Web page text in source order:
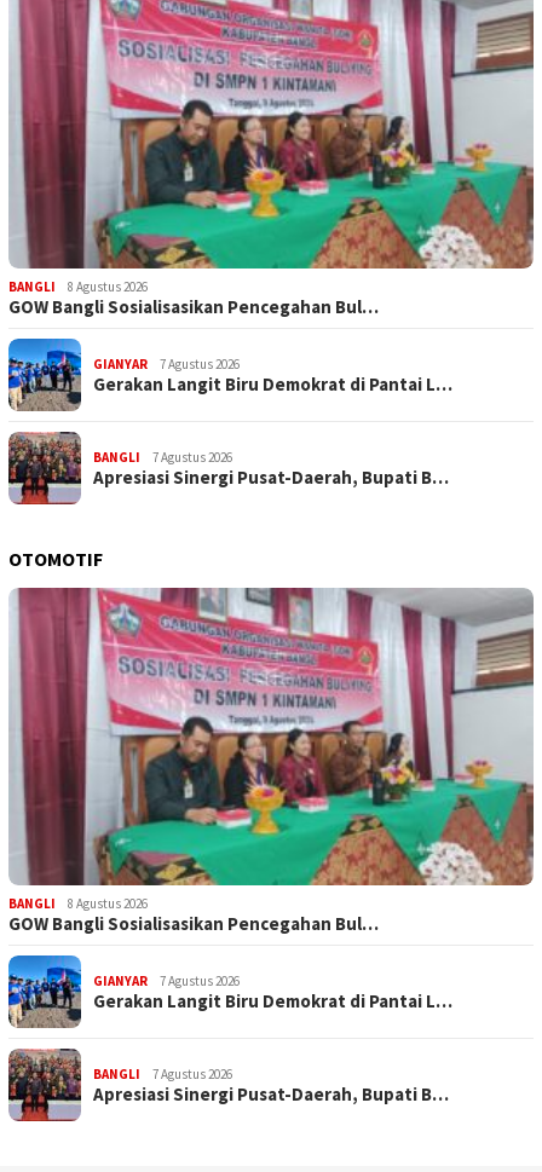
BANGLI 8 Agustus 2026
GOW Bangli Sosialisasikan Pencegahan Bul…
GIANYAR 7 Agustus 2026
Gerakan Langit Biru Demokrat di Pantai L…
BANGLI 7 Agustus 2026
Apresiasi Sinergi Pusat-Daerah, Bupati B…
OTOMOTIF
BANGLI 8 Agustus 2026
GOW Bangli Sosialisasikan Pencegahan Bul…
GIANYAR 7 Agustus 2026
Gerakan Langit Biru Demokrat di Pantai L…
BANGLI 7 Agustus 2026
Apresiasi Sinergi Pusat-Daerah, Bupati B…